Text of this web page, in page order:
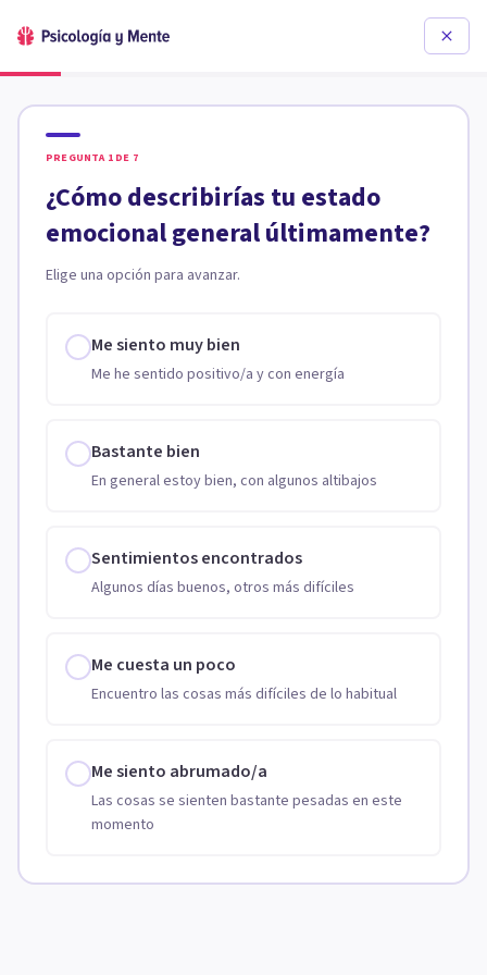
PREGUNTA 1 DE 7
¿Cómo describirías tu estado
emocional general últimamente?
Elige una opción para avanzar.
Me siento muy bien
Me he sentido positivo/a y con energía
Bastante bien
En general estoy bien, con algunos altibajos
Sentimientos encontrados
Algunos días buenos, otros más difíciles
Me cuesta un poco
Encuentro las cosas más difíciles de lo habitual
Me siento abrumado/a
Las cosas se sienten bastante pesadas en este
momento